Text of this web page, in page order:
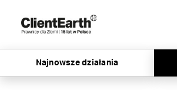
Najnowsze działania